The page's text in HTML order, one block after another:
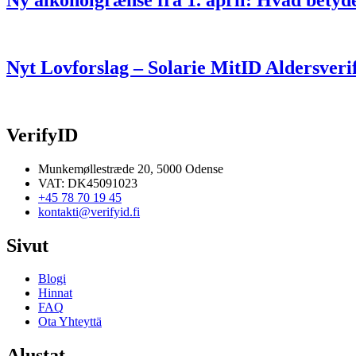
Nyt Lovforslag – Solarie MitID
VerifyID
Munkemøllestræde 20, 5000 Odense
VAT: DK45091023
+45 78 70 19 45
kontakti@verifyid.fi
Sivut
Blogi
Hinnat
FAQ
Ota Yhteyttä